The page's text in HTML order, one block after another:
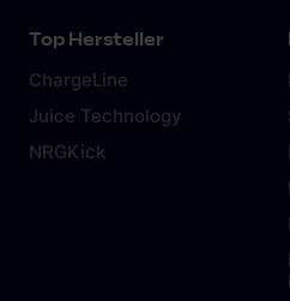
Top Hersteller
ChargeLine
Juice Technology
NRGKick